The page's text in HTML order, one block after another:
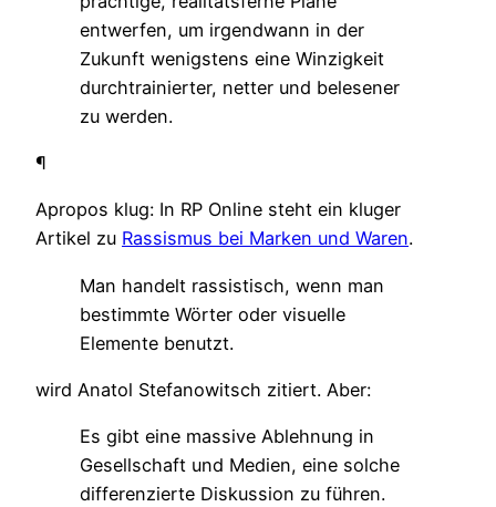
entwerfen, um irgendwann in der
Zukunft wenigstens eine Winzigkeit
durchtrainierter, netter und belesener
zu werden.
¶
Apropos klug: In RP Online steht ein kluger
Artikel zu Rassismus bei Marken und Waren.
Man handelt rassistisch, wenn man
bestimmte Wörter oder visuelle
Elemente benutzt.
wird Anatol Stefanowitsch zitiert. Aber:
Es gibt eine massive Ablehnung in
Gesellschaft und Medien, eine solche
differenzierte Diskussion zu führen.